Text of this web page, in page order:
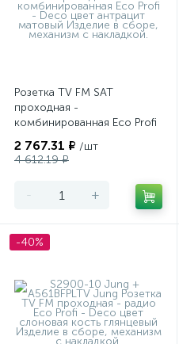
Розетка TV FM SAT
проходная -
комбинированная Eco Profi
матовый
2 767.31 ₽ /шт
4 612.19 ₽
- +
-40%